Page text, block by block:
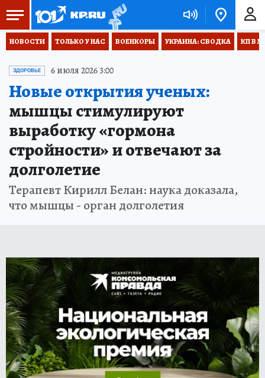
НОВОСТИ ТОЛЬКО У НАС ВОЕНКОРЫ УКРАИНА: СВОДКА КП В
ЗДОРОВЬЕ 6 июля 2026 3:00
Новые открытия ученых:
мышцы стимулируют
выработку «гормона
стройности» и отвечают за
долголетие
Терапевт Кирилл Белан: наука доказала,
что мышцы - орган долголетия